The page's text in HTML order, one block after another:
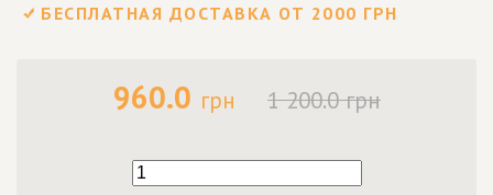
БЕСПЛАТНАЯ ДОСТАВКА ОТ 2000 ГРН
960.0 грн 1 200.0 грн